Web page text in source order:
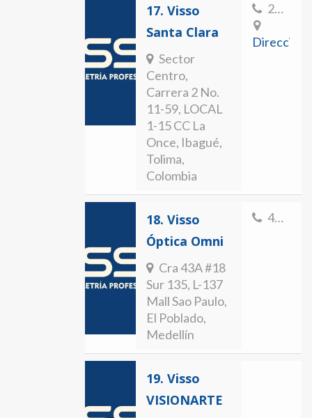
17. Visso
Santa Clara
Sector
Centro,
Carrera 2 No.
11-59, LOCAL
1-15 CC La
Once, Ibagué,
Tolima,
Colombia
2624296-2774503
18. Visso
Óptica Omni
Cra 43A #18
Sur 135, L-137
Mall Sao Paulo,
El Poblado,
Medellín
4797973
19. Visso
VISIONARTE